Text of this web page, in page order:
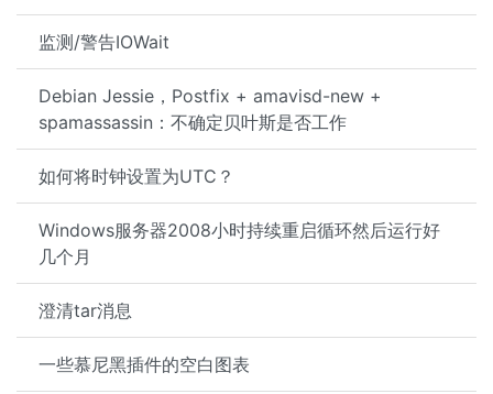
监测/警告IOWait
Debian Jessie，Postfix + amavisd-new +
spamassassin：不确定贝叶斯是否工作
如何将时钟设置为UTC？
Windows服务器2008小时持续重启循环然后运行好
几个月
澄清tar消息
一些慕尼黑插件的空白图表